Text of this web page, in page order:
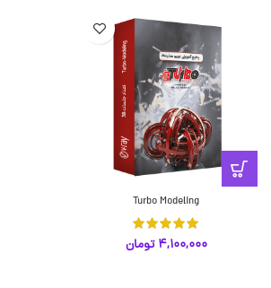
Turbo Modeling
4,100,000 تومان